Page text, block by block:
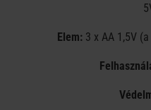
Elem: 3 x AA 1,5V